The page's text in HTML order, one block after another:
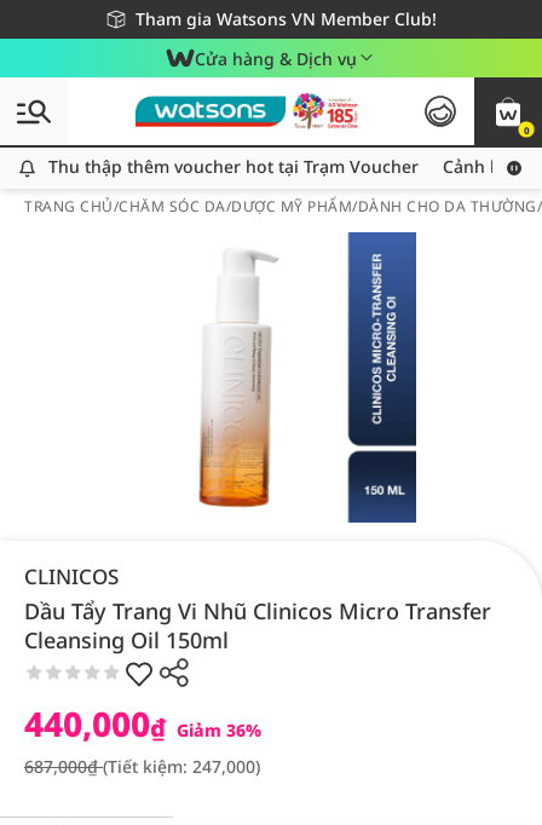
Tham gia Watsons VN Member Club!
Miễn phí giao hàng cho đơn hàng từ 249,000Đ
Giao hàng nhanh 24h - Áp dụng khu vực TP. Hồ Chí Minh
Cửa hàng & Dịch vụ
0
Thu thập thêm voucher hot tại Trạm Voucher
Thu thập thêm voucher hot tại Trạm Voucher Cảnh báo
TRANG CHỦ/CHĂM SÓC DA/DƯỢC MỸ PHẨM/DÀNH CHO DA
CLINICOS
Dầu Tẩy Trang Vi Nhũ Clinicos Micro Transfer
Cleansing Oil 150ml
440,000₫ Giảm 36%
687,000₫(Tiết kiệm: 247,000)